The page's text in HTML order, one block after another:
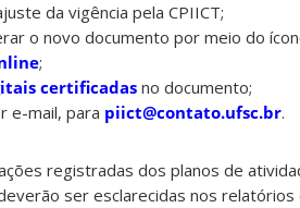
da vigência pela CPIICT;
o novo documento por meio do
;
certificadasno documento;
e-mail, para piict@contato.ufsc.br.
registradas dos planos de
ser esclarecidas nos